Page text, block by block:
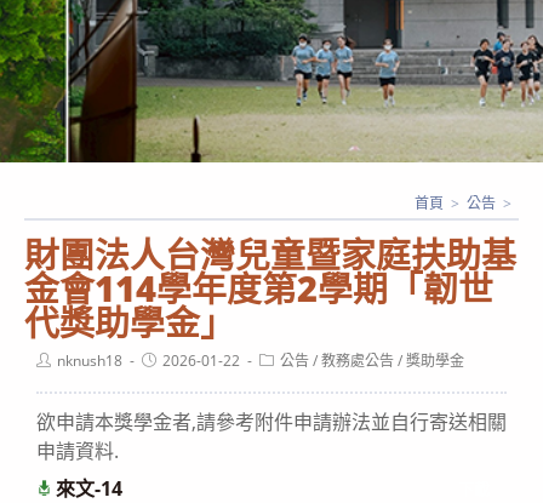
KAOHSIUNG NORMAL UNIVERSITY
財團法人台灣兒童暨家庭扶助基
金會114學年度第2學期「韌世
代獎助學金」
首頁 > 公告 >
Postnknush18
Post2026-01-22
Post公告/教務處公告/獎助學金
欲申請本獎學金者,請參考附件申請辦法並自行寄送相關
申請資料.
來文-14